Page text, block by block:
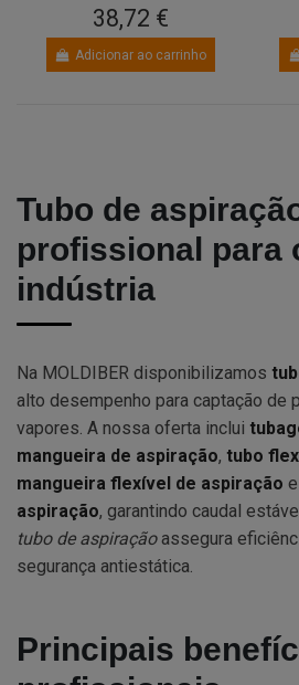
38,72 €
Adicionar ao carrinho
Tubo de
profissional para
indústria
Na MOLDIBER disponibilizamos
alto desempenho para captação de
vapores. A nossa oferta inclui
mangueira de aspiração, tubo
mangueira flexível de aspiração e
aspiração, garantindo caudal
tubo de aspiraçãoassegura
segurança antiestática.
Principais